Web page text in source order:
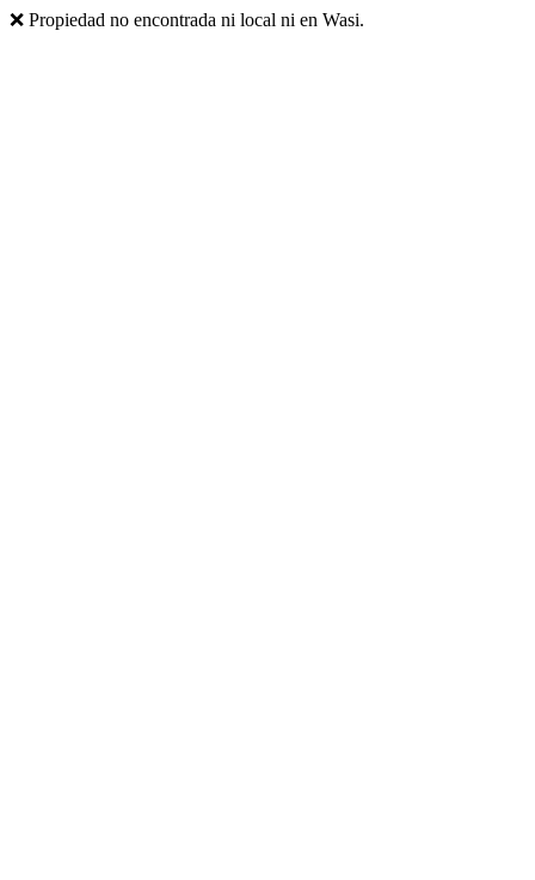
❌ Propiedad no encontrada ni local ni en Wasi.